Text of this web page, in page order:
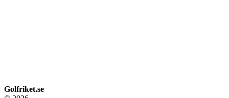
Golfriket.se